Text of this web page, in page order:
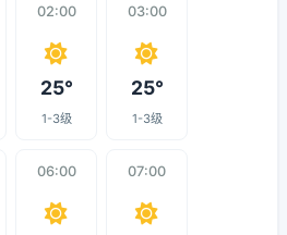
02:00
25°
1-3级
03:00
25°
1-3级
06:00 07:00